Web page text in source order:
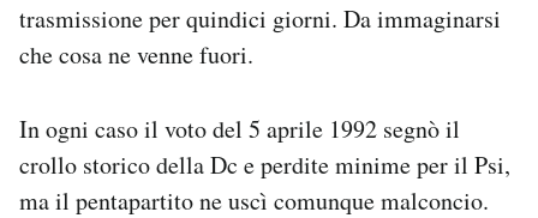
trasmissione per quindici giorni. Da immaginarsi
che cosa ne venne fuori.
In ogni caso il voto del 5 aprile 1992 segnò il
crollo storico della Dc e perdite minime per il Psi,
ma il pentapartito ne uscì comunque malconcio.